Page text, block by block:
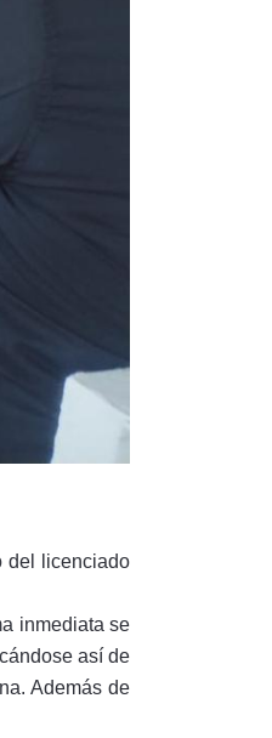
del licenciado
inmediata se
así de
Además de